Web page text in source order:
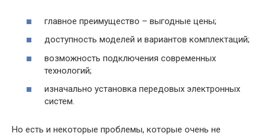
главное преимущество – выгодные цены;
доступность моделей и вариантов комплектаций;
возможность подключения современных
технологий;
изначально установка передовых электронных
систем.
Но есть и некоторые проблемы, которые очень не